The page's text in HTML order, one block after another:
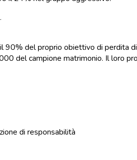
90% del proprio obiettivo di perdita
del campione matrimonio. Il loro
di responsabilità